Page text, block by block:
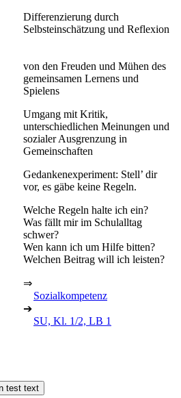
Differenzierung durch
Selbsteinschätzung und Reflexion
von den Freuden und Mühen des
gemeinsamen Lernens und
Spielens
Umgang mit Kritik,
unterschiedlichen Meinungen und
sozialer Ausgrenzung in
Gemeinschaften
Gedankenexperiment: Stell’ dir
vor, es gäbe keine Regeln.
Welche Regeln halte ich ein?
Was fällt mir im Schulalltag
schwer?
Wen kann ich um Hilfe bitten?
Welchen Beitrag will ich leisten?
⇒
Sozialkompetenz
➔
SU, Kl. 1/2, LB 1
test text